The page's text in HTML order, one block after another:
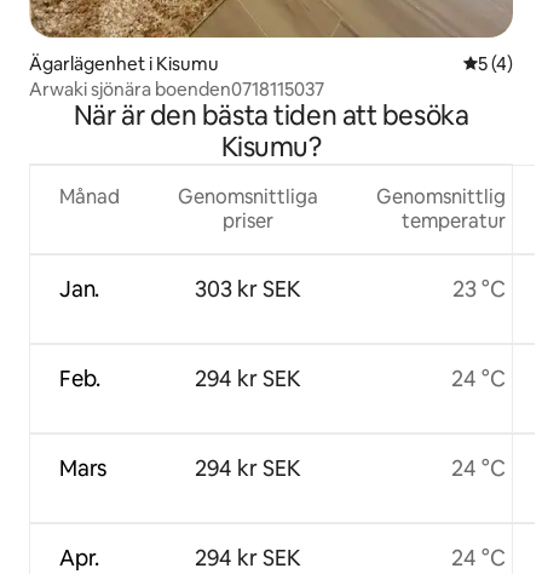
Ägarlägenhet i Kisumu 5 av 5 i
5 (4)
Arwaki sjönära boenden0718115037
När är den bästa tiden att besöka
Kisumu?
Månad
Jan.
Feb.
Mars
Apr.
Genomsnittliga
priser
303 kr SEK
294 kr SEK
294 kr SEK
294 kr SEK
Genomsnittlig
temperatur
23 °C
24 °C
24 °C
24 °C